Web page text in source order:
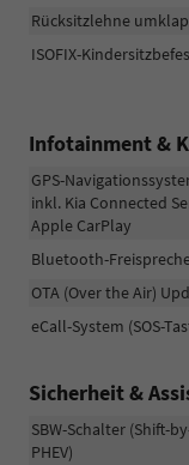
Rücksitzlehne
ISOFIX-
Infotainment &
GPS-
inkl. Kia Connected
Apple CarPlay
Bluetooth-
OTA (Over the Air)
eCall-System (SOS-
Sicherheit &
SBW-Schalter (Shift-
PHEV)